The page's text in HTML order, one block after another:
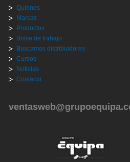
Quiénes
Marcas
Productos
Bolsa de trabajo
Buscamos distribuidores
Cursos
Noticias
Contacto